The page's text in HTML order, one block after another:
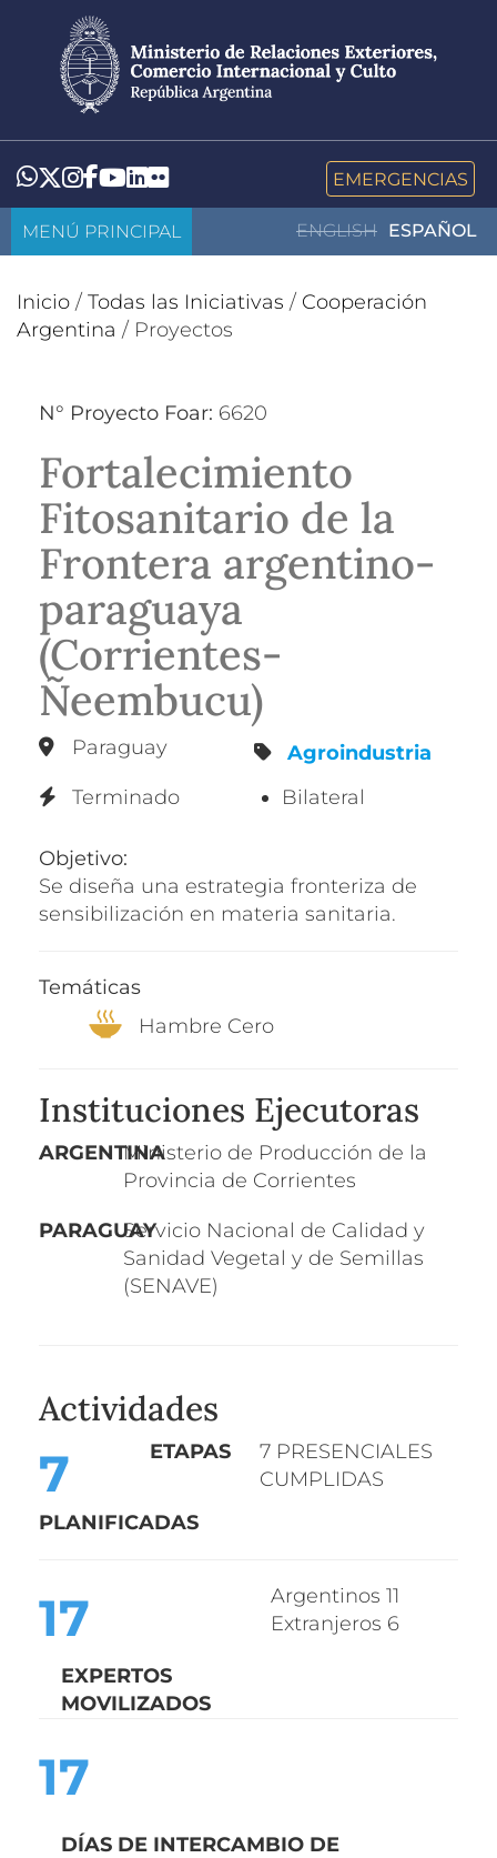
contenido
principal
Whatsapp
Twitter
Instagram
Facebook
YouTube
LinkedIn
Flickr EMERGENCIAS
ENGLISH ESPAÑOL
MENÚ PRINCIPAL
Inicio / Todas las Iniciativas / Cooperación
Argentina / Proyectos
N° Proyecto Foar: 6620
Fortalecimiento
Fitosanitario de la
Frontera argentino-
paraguaya
(Corrientes-
Ñeembucu)
Paraguay
Agroindustria
Terminado
Bilateral
Objetivo:
Se diseña una estrategia fronteriza de
sensibilización en materia sanitaria.
Temáticas
Hambre Cero
Instituciones Ejecutoras
ARGENTINAMinisterio de Producción de la
Provincia de Corrientes
PARAGUAYServicio Nacional de Calidad y
Sanidad Vegetal y de Semillas
(SENAVE)
Actividades
7 ETAPAS
PLANIFICADAS
7 PRESENCIALES
CUMPLIDAS
17
EXPERTOS
MOVILIZADOS
Argentinos 11
Extranjeros 6
17
DÍAS DE INTERCAMBIO DE